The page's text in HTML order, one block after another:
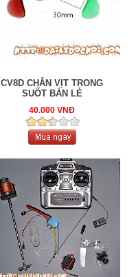
CV8D CHÂN VỊT TRONG
SUỐT BÁN LẺ
40.000 VNĐ